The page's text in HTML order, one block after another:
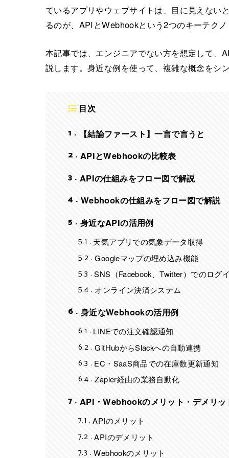
ているアプリやウェブサイトは、目に見えない
るのが、APIとWebhookという2つのキーテク
本記事では、エンジニアでない方を想定して
説します。身近な例を使って、複雑な概念をシ
目次
1
【結論ファースト】一言で言うと
2 APIとWebhookの比較表
3 APIの仕組みをフロー図で解説
4 Webhookの仕組みをフロー図で解説
5
身近なAPIの活用例
5.1
天気アプリでの気象データ取得
5.2 Googleマップの埋め込み機能
5.3 SNS（Facebook、Twitter）でのログ
5.4 オンライン決済システム
6
身近なWebhookの活用例
6.1
LINEでの注文確認通知
6.2 GitHubからSlackへの自動連携
6.3 EC・SaaS商品での在庫数更新通知
6.4 Zapier経由の業務自動化
7
API・Webhookのメリット・デメリッ
7.1
APIのメリット
7.2 APIのデメリット
7.3 Webhookのメリット